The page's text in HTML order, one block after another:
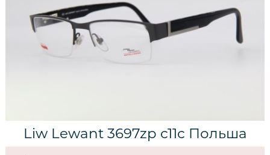
Liw Lewant 3697zp c11c Польша